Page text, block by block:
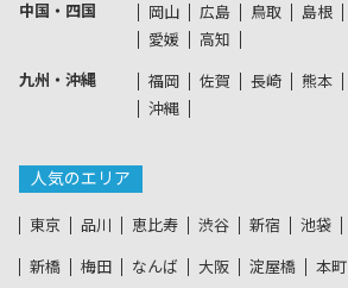
中国・四国 岡山 広島 鳥取 島根
愛媛
高知
九州・沖縄 福岡 佐賀 長崎 熊本
沖縄
人気のエリア
東京 品川 恵比寿 渋谷 新宿 池袋
新橋 梅田 なんば 大阪 淀屋橋 本町